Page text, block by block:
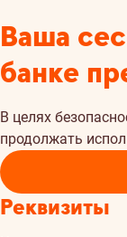
Ваша
банке
В целях
продолжать
Реквизиты